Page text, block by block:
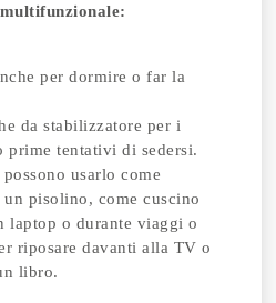
per dormire o far la
da stabilizzatore per i
prime tentativi di sedersi.
usarlo come
pisolino, come cuscino
laptop o durante viaggi o
riposare davanti alla TV o
libro.